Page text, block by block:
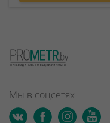
Мы в соцсетях